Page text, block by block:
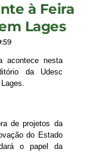
à Feira
Lages
acontece nesta
da Udesc
de projetos da
do Estado
o papel da